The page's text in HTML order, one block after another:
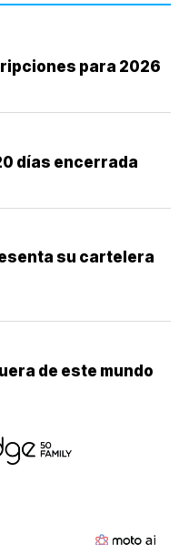
para 2026
días encerrada
su cartelera
de este mundo